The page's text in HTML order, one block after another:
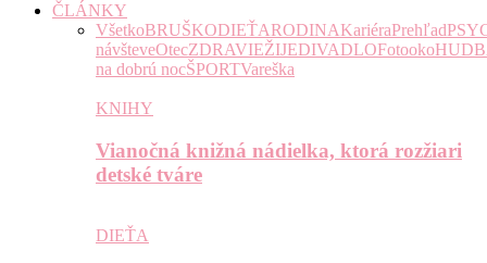
ČLÁNKY
VšetkoBRUŠKODIEŤARODINAKariéraPrehľad
návšteveOtecZDRAVIEŽIJEDIVADLOFotooko
na dobrú nocŠPORTVareška
KNIHY
Vianočná knižná nádielka, ktorá rozžiari
detské tváre
DIEŤA